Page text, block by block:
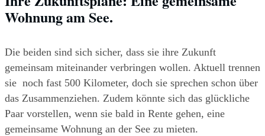
Wohnung am See.
Die beiden sind sich sicher, dass sie ihre Zukunft
gemeinsam miteinander verbringen wollen. Aktuell trennen
sie  noch fast 500 Kilometer, doch sie sprechen schon über
das Zusammenziehen. Zudem könnte sich das glückliche
Paar vorstellen, wenn sie bald in Rente gehen, eine
gemeinsame Wohnung an der See zu mieten.